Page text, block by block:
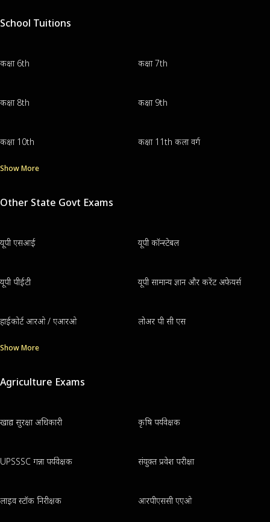
School Tuitions
कक्षा 6th कक्षा 7th
कक्षा 8th कक्षा 9th
कक्षा 10th कक्षा 11th कला वर्ग
Show More
Other State Govt Exams
यूपी एसआई यूपी कॉन्स्टेबल
यूपी पीईटी यूपी सामान्य ज्ञान और करेंट अफेयर्स
हाईकोर्ट आरओ / एआरओ लोअर पी सी एस
Show More
Agriculture Exams
खाद्य सुरक्षा अधिकारी कृषि पर्यवेक्षक
UPSSSC गन्ना पर्यवेक्षक संयुक्त प्रवेश परीक्षा
लाइव स्टॉक निरीक्षक आरपीएससी एएओ